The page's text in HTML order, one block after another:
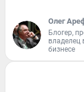
Олег
Блогер,
владелец
бизнесе